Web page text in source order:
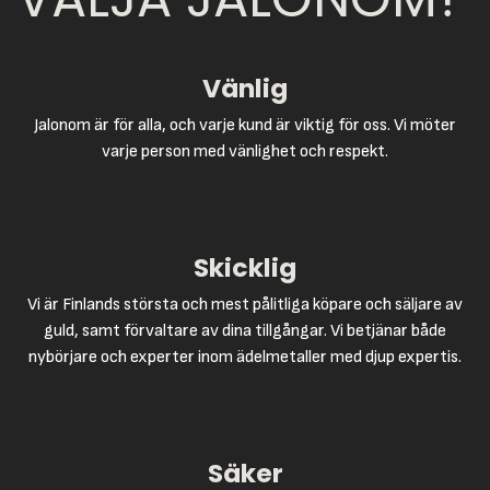
Vänlig
Jalonom är för alla, och varje kund är viktig för oss. Vi möter
varje person med vänlighet och respekt.
Skicklig
Vi är Finlands största och mest pålitliga köpare och säljare av
guld, samt förvaltare av dina tillgångar. Vi betjänar både
nybörjare och experter inom ädelmetaller med djup expertis.
Säker